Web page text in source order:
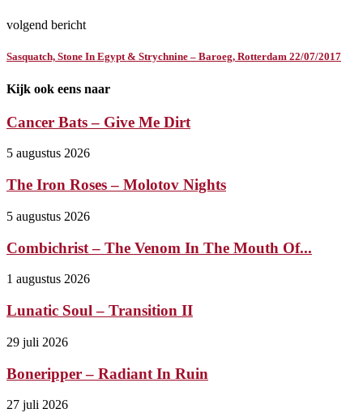
volgend bericht
Sasquatch, Stone In Egypt & Strychnine – Baroeg, Rotterdam 22/07/2017
Kijk ook eens naar
Cancer Bats – Give Me Dirt
5 augustus 2026
The Iron Roses – Molotov Nights
5 augustus 2026
Combichrist – The Venom In The Mouth Of...
1 augustus 2026
Lunatic Soul – Transition II
29 juli 2026
Boneripper – Radiant In Ruin
27 juli 2026